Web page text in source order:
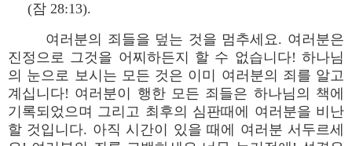
(잠 28:13).
여러분의 죄들을 덮는 것을 멈추세요. 여러분은
진정으로 그것을 어찌하든지 할 수 없습니다! 하나님
의 눈으로 보시는 모든 것은 이미 여러분의 죄를 알고
계십니다! 여러분이 행한 모든 죄들은 하나님의 책에
기록되었으며 그리고 최후의 심판때에 여러분을 비난
할 것입니다. 아직 시간이 있을 때에 여러분 서두르세